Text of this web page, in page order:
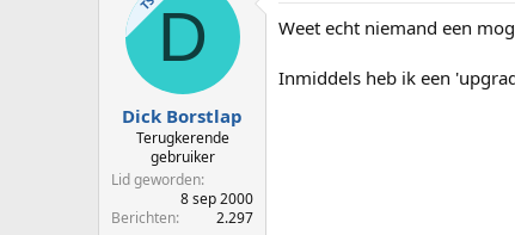
D
Dick Borstlap
Terugkerende
gebruiker
Lid geworden
8 sep 2000
Berichten
2.297
Weet echt niemand een
Inmiddels heb ik een